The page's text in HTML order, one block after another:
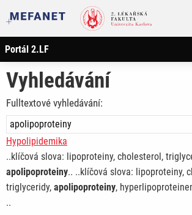
Portál 2.LF
Vyhledávání
Fulltextové vyhledávání:
Hypolipidemika
..klíčová slova: lipoproteiny, cholesterol,
apolipoproteiny.. ..klíčová slova: lipoproteiny,
triglyceridy, apolipoproteiny,
..